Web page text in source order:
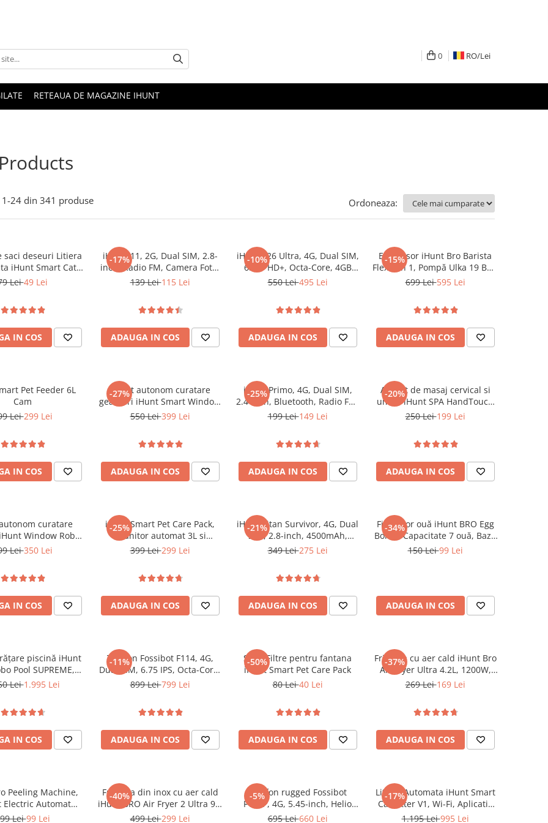
0 RO/Lei
RETEAUA DE MAGAZINE IHUNT
1-24 din 341 produse Ordoneaza:
saci deseuri Litiera
iHunt Smart Cat
V2/V4/V5/V6/V7
Lei49 Lei
IN COS
-17%
iHunt i11, 2G, Dual SIM, 2.8-
inch, Radio FM, Camera Foto,
1500mAh, Silver
139 Lei115 Lei
ADAUGA IN COS
-10%
iHunt S26 Ultra, 4G, Dual SIM,
6.52" HD+, Octa-Core, 4GB
RAM, 128GB, 16MP + 8MP,
550 Lei495 Lei
ADAUGA IN COS
-15%
Espressor iHunt Bro Barista
Flex 5 în 1, Pompă Ulka 19 Bar,
Rezervor Apa 1.2L, Ecran
cu Cafea Măcinată - Capsule -
Paduri, Duza Abur, Inox
699 Lei595 Lei
ADAUGA IN COS
Pet Feeder 6L
Cam
Lei299 Lei
IN COS
-27%
Robot autonom curatare
geamuri iHunt Smart Window
Robot 3 PRO
550 Lei399 Lei
ADAUGA IN COS
-25%
iHunt Primo, 4G, Dual SIM,
2.4-inch, Bluetooth, Radio FM,
Camera Foto, Black
199 Lei149 Lei
ADAUGA IN COS
-20%
Aparat de masaj cervical si
umeri iHunt SPA HandTouch
Neck 3D, Tehnologie masaj
250 Lei199 Lei
ADAUGA IN COS
curatare
Window Robot
3
Lei350 Lei
IN COS
-25%
iHunt Smart Pet Care Pack,
Hranitor automat 3L si
fantana apa 2L pentru
399 Lei299 Lei
ADAUGA IN COS
-21%
iHunt Titan Survivor, 4G, Dual
SIM, 2.8-inch, 4500mAh,
Camera Foto, Buton SOS
349 Lei275 Lei
ADAUGA IN COS
-34%
Fierbător ouă iHunt BRO Egg
Boiler, Capacitate 7 ouă, Bază
Inox, Oprire Automată, Alertă
150 Lei99 Lei
ADAUGA IN COS
piscină iHunt
Pool SUPREME,
110W, Turbo
Ultrasonici Dubli,
180µm, Fara Fir
Lei1.995 Lei
IN COS
-11%
Telefon Fossibot F114, 4G,
Dual SIM, 6.75 IPS, Octa-Core,
12GB RAM (4GB + 8GB),
899 Lei799 Lei
ADAUGA IN COS
-50%
Set 4 Filtre pentru fantana
iHunt Smart Pet Care Pack
80 Lei40 Lei
ADAUGA IN COS
-37%
Friteuza cu aer cald iHunt Bro
Air Fryer Ultra 4.2L, 1200W,
Temperatura reglabila 80-200
269 Lei169 Lei
ADAUGA IN COS
Peeling Machine,
Electric Automat
Decojit Fructe și
Lei99 Lei
-40%
Friteuza din inox cu aer cald
iHunt BRO Air Fryer 2 Ultra 9L,
2200W, Dublă încălzire,
499 Lei299 Lei
-5%
Telefon rugged Fossibot
F101P, 4G, 5.45-inch, Helio
P22, 4GB RAM, 64GB,
695 Lei660 Lei
-17%
Litiera Automata iHunt Smart
Cat Litter V1, Wi-Fi, Aplicatie
Smart
1.195 Lei995 Lei